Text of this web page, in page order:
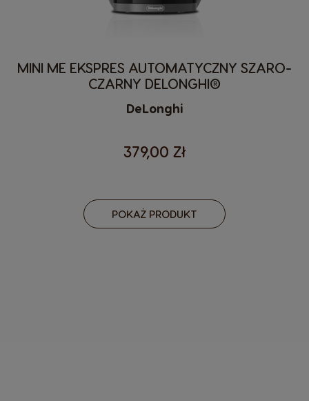
MINI ME EKSPRES AUTOMATYCZNY SZARO-
CZARNY DELONGHI®
DeLonghi
379,00 Zł
POKAŻ PRODUKT